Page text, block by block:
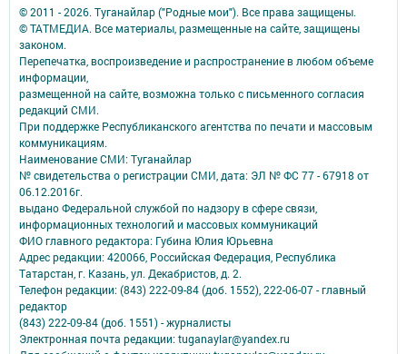
© 2011 - 2026. Туганайлар ("Родные мои"). Все права защищены.
© ТАТМЕДИА. Все материалы, размещенные на сайте, защищены
законом.
Перепечатка, воспроизведение и распространение в любом объеме
информации,
размещенной на сайте, возможна только с письменного согласия
редакций СМИ.
При поддержке Республиканского агентства по печати и массовым
коммуникациям.
Наименование СМИ: Туганайлар
№ свидетельства о регистрации СМИ, дата: ЭЛ № ФС 77 - 67918 от
06.12.2016г.
выдано Федеральной службой по надзору в сфере связи,
информационных технологий и массовых коммуникаций
ФИО главного редактора: Губина Юлия Юрьевна
Адрес редакции: 420066, Российская Федерация, Республика
Татарстан, г. Казань, ул. Декабристов, д. 2.
Телефон редакции: (843) 222-09-84 (доб. 1552), 222-06-07 - главный
редактор
(843) 222-09-84 (доб. 1551) - журналисты
Электронная почта редакции: tuganaylar@yandex.ru